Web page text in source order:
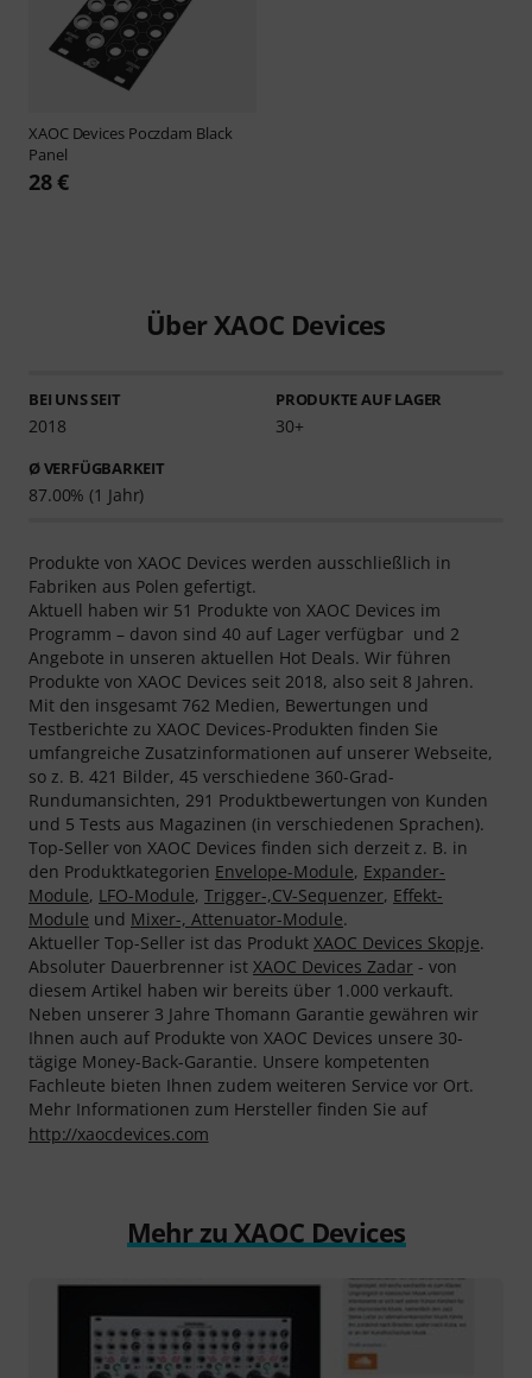
XAOC Devices Poczdam Black
Panel
28 €
Über XAOC Devices
BEI UNS SEIT
2018
PRODUKTE AUF LAGER
30+
Ø VERFÜGBARKEIT
87.00% (1 Jahr)
Produkte von XAOC Devices werden ausschließlich in
Fabriken aus Polen gefertigt.
Aktuell haben wir 51 Produkte von XAOC Devices im
Programm – davon sind 40 auf Lager verfügbar und 2
Angebote in unseren aktuellen Hot Deals. Wir führen
Produkte von XAOC Devices seit 2018, also seit 8 Jahren.
Mit den insgesamt 762 Medien, Bewertungen und
Testberichte zu XAOC Devices-Produkten finden Sie
umfangreiche Zusatzinformationen auf unserer Webseite,
so z. B. 421 Bilder, 45 verschiedene 360-Grad-
Rundumansichten, 291 Produktbewertungen von Kunden
und 5 Tests aus Magazinen (in verschiedenen Sprachen).
Top-Seller von XAOC Devices finden sich derzeit z. B. in
den Produktkategorien Envelope-Module, Expander-
Module, LFO-Module, Trigger-,CV-Sequenzer, Effekt-
Module und Mixer-, Attenuator-Module.
Aktueller Top-Seller ist das Produkt XAOC Devices Skopje.
Absoluter Dauerbrenner ist XAOC Devices Zadar - von
diesem Artikel haben wir bereits über 1.000 verkauft.
Neben unserer 3 Jahre Thomann Garantie gewähren wir
Ihnen auch auf Produkte von XAOC Devices unsere 30-
tägige Money-Back-Garantie. Unsere kompetenten
Fachleute bieten Ihnen zudem weiteren Service vor Ort.
Mehr Informationen zum Hersteller finden Sie auf
http://xaocdevices.com
Mehr zu XAOC Devices